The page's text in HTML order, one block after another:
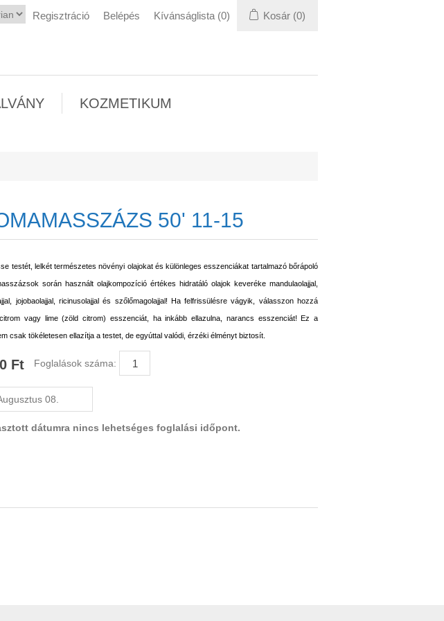
Regisztráció Belépés Kívánságlista (0) Kosár (0)
KOZMETIKUM
50' 11-15
testét, lelkét természetes növényi olajokat és különleges esszenciákat tartalmazó bőrápoló
során használt olajkompozíció értékes hidratáló olajok keveréke mandulaolajjal,
jojobaolajjal, ricinusolajjal és szőlőmagolajjal! Ha felfrissülésre vágyik, válasszon hozzá
vagy lime (zöld citrom) esszenciát, ha inkább ellazulna, narancs esszenciát! Ez a
csak tökéletesen ellazítja a testet, de egyúttal valódi, érzéki élményt biztosít.
Ft Foglalások száma:
dátumra nincs lehetséges foglalási időpont.